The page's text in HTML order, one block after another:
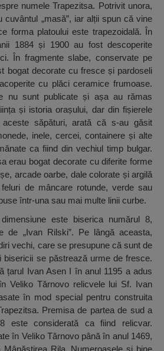
numele Trapezitsa. Potrivit unora,
cuvântul „masă”, iar alții spun că vine
forma platoului este trapezoidală. În
1884 și 1900 au fost descoperite
În fragmente slabe, conservate pe
bogat decorate cu fresce și pardoseli
cu plăci ceramice frumoase.
nu sunt publicate și așa au rămas
și istoria orașului, dar din fișierele
săpături, arată că s-au găsit
inele, cercei, containere și alte
ca fiind din vechiul timp bulgar.
erau bogat decorate cu diferite forme
arcade oarbe, dale colorate și argilă
de mâncare rotunde, verde sau
într-una sau mai multe linii curbe.
este biserica numărul 8,
de „Ivan Rilski”. Pe lângă aceasta,
vechi, care se presupune că sunt de
bisericii se păstrează urme de fresce.
țarul Ivan Asen I în anul 1195 a adus
Veliko Tărnovo relicvele lui Sf. Ivan
în mod special pentru construita
Premisa de partea de sud a
este considerată ca fiind relicvar.
în Veliko Tărnovo până în anul 1469,